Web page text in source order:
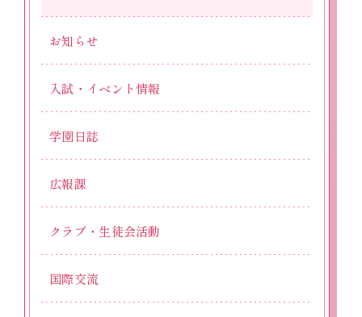
お知らせ
入試・イベント情報
学園日誌
広報課
クラブ・生徒会活動
国際交流